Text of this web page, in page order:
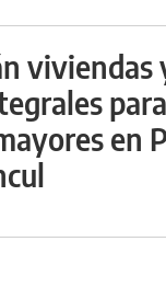
viviendas
para
en